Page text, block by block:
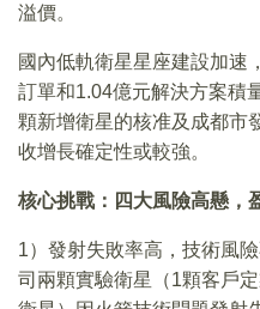
溢價。
國內低軌衛星星座建設加速
訂單和1.04億元解決方案積
顆新增衛星的核准及成都市
收增長確定性或較強。
核心挑戰：四大風險高懸，
1）發射失敗率高，技術風
司兩顆實驗衛星（1顆客戶